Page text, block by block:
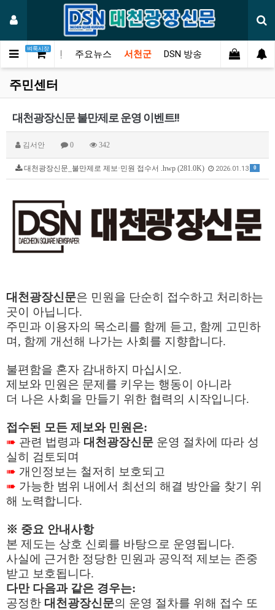
벼룩시장
메인 주요뉴스 서천군 DSN 방송 오피니언 연
주민센터
대천광장신문 불만제로 운영 이벤트!!
김서안 0 342
0
대천광장신문_불만제로 제보·민원 접수서 .hwp (281.0K) 2026.01.13
대천광장신문은 민원을 단순히 접수하고 처리하는
곳이 아닙니다.
주민과 이용자의 목소리를 함께 듣고, 함께 고민하
며, 함께 개선해 나가는 사회를 지향합니다.
불편함을 혼자 감내하지 마십시오.
제보와 민원은 문제를 키우는 행동이 아니라
더 나은 사회을 만들기 위한 협력의 시작입니다.
접수된 모든 제보와 민원은:
➠ 관련 법령과 대천광장신문 운영 절차에 따라 성
실히 검토되며
➠ 개인정보는 철저히 보호되고
➠ 가능한 범위 내에서 최선의 해결 방안을 찾기 위
해 노력합니다.
※ 중요 안내사항
본 제도는 상호 신뢰를 바탕으로 운영됩니다.
사실에 근거한 정당한 민원과 공익적 제보는 존중
받고 보호됩니다.
다만 다음과 같은 경우는:
공정한 대천광장신문의 운영 절차를 위해 접수 또